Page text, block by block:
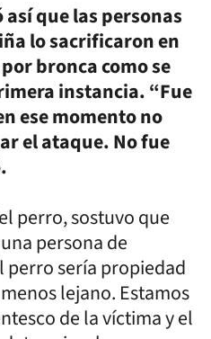
que las personas
lo sacrificaron en
bronca como se
instancia. “Fue
ese momento no
el ataque. No fue
perro, sostuvo que
persona de
perro sería propiedad
lejano. Estamos
de la víctima y el